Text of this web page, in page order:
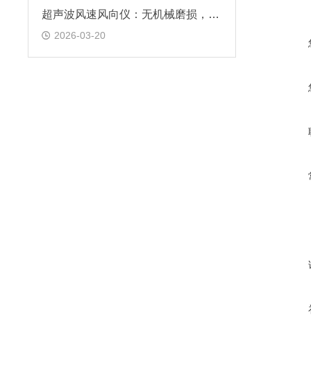
超声波风速风向仪：无机械磨损，免维护，响应快速
2026-03-20